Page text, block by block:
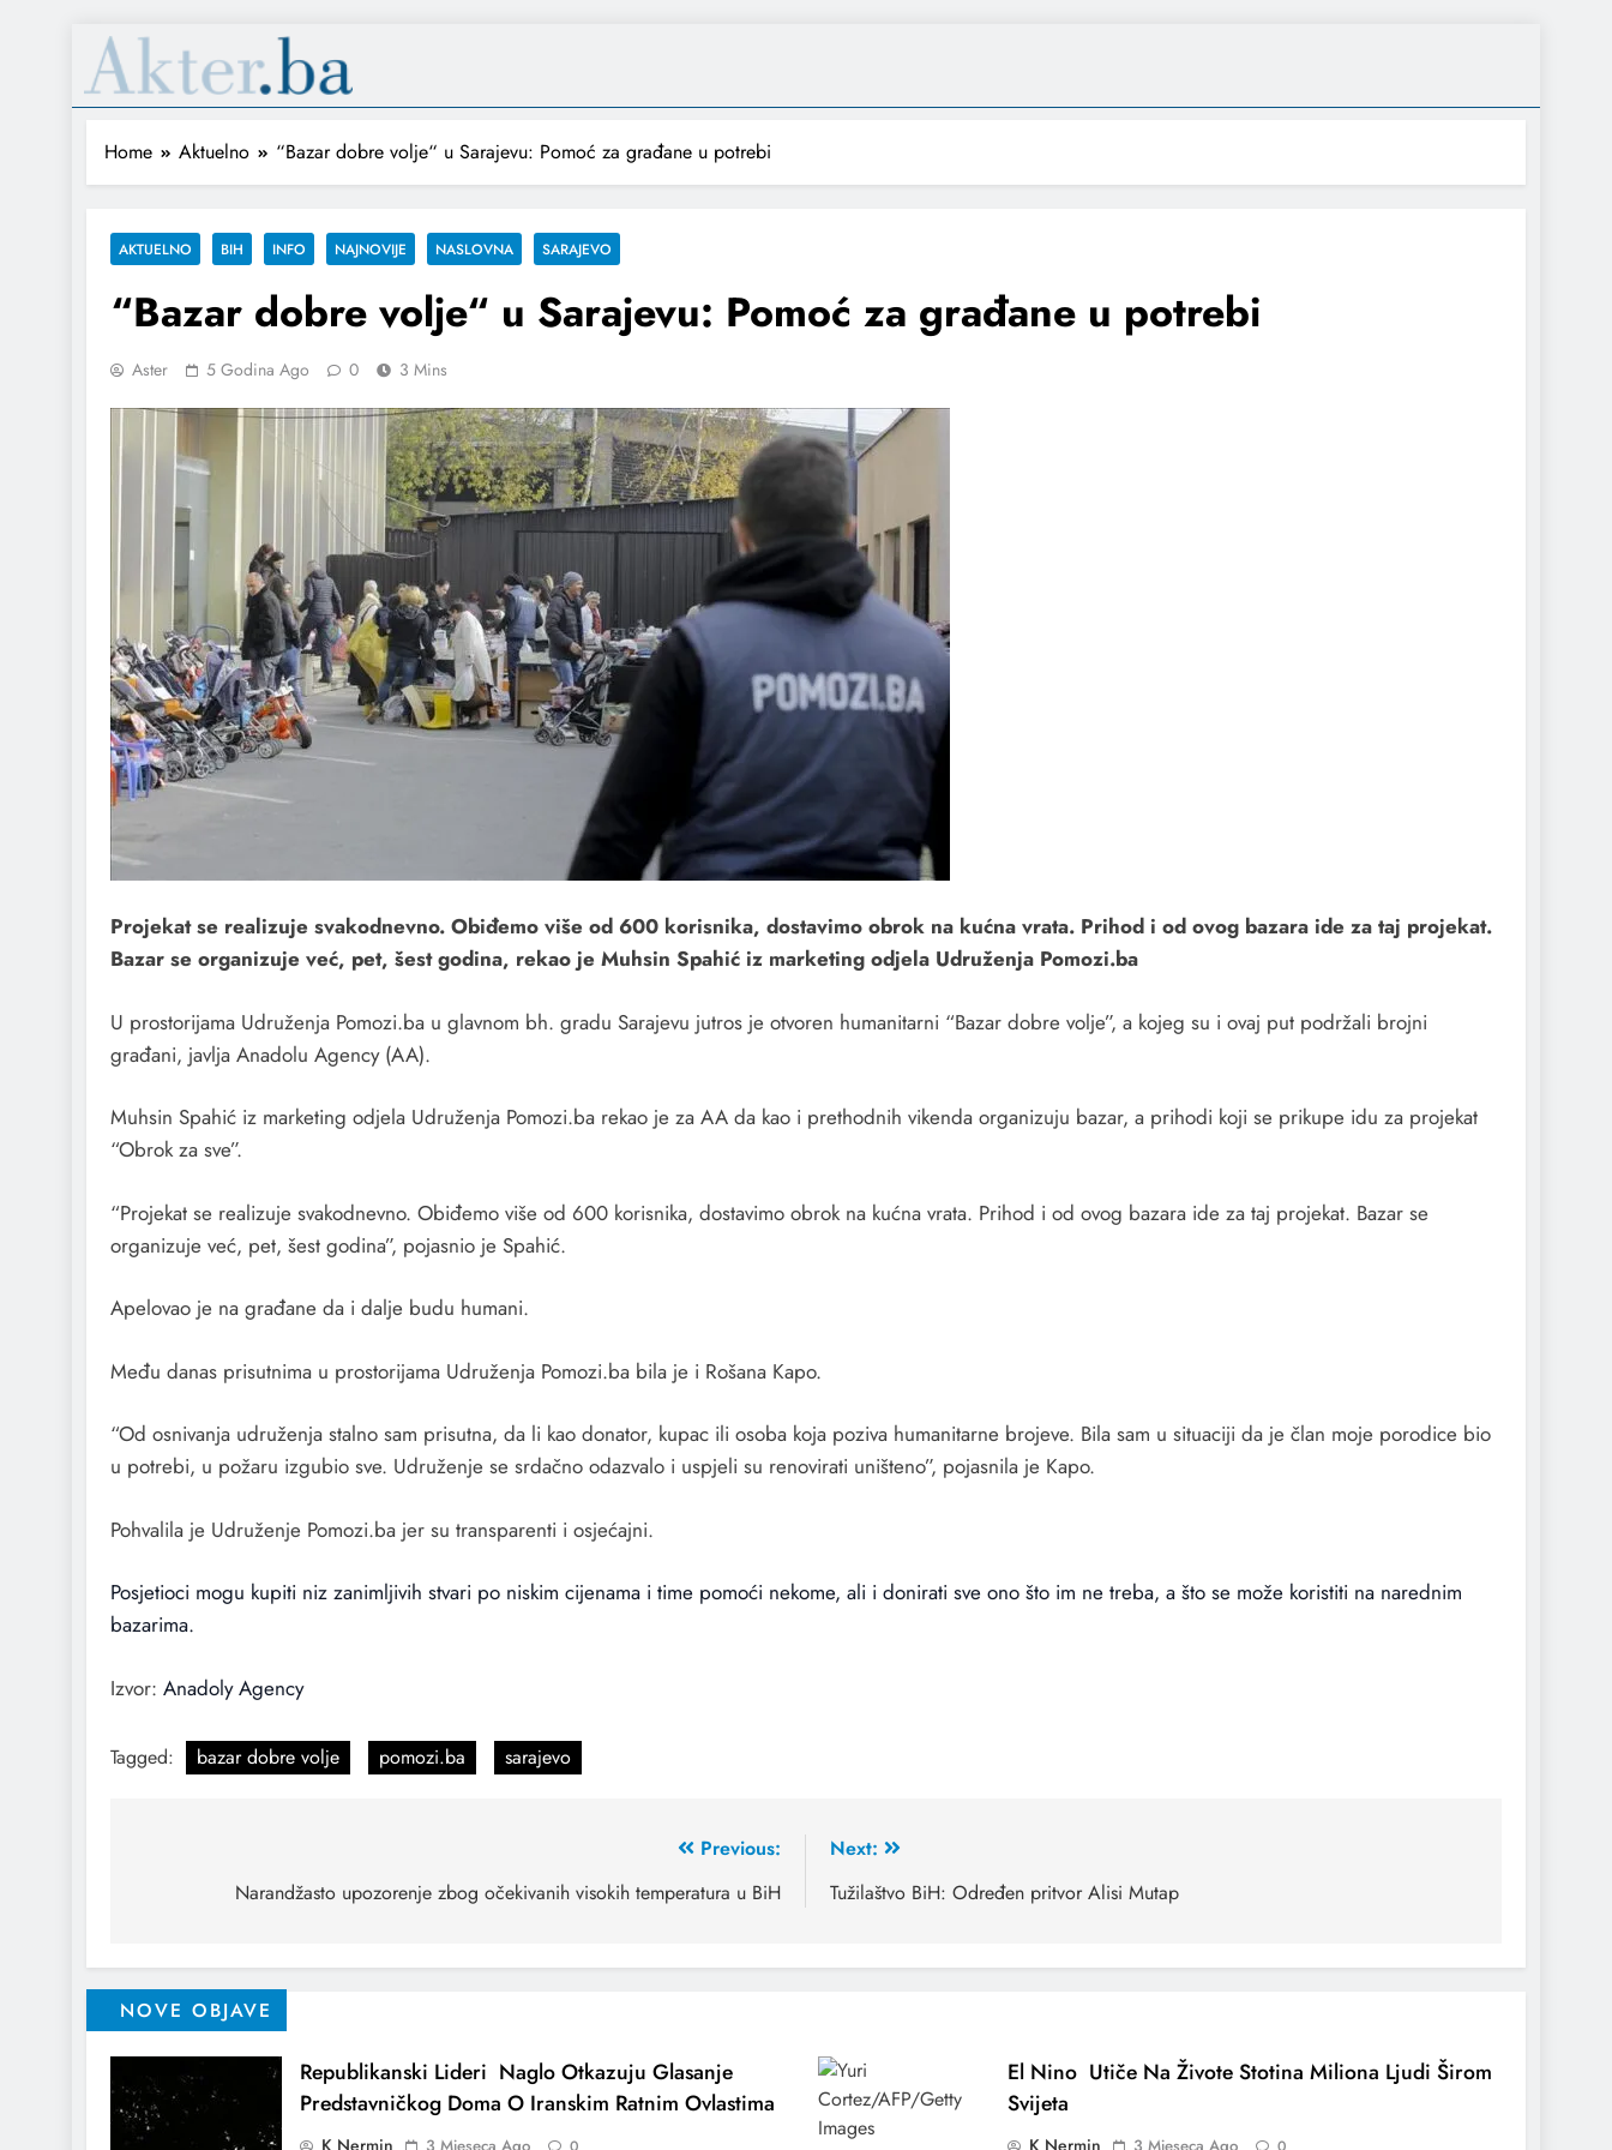
Home Aktuelno “Bazar dobre volje“ u Sarajevu: Pomoć za građane u potrebi
AKTUELNO BIH INFO NAJNOVIJE NASLOVNA SARAJEVO
“Bazar dobre volje“ u Sarajevu: Pomoć za građane u potrebi
Aster 5 Godina Ago 0 3 Mins
Projekat se realizuje svakodnevno. Obiđemo više od 600 korisnika, dostavimo obrok na kućna vrata. Prihod i od ovog bazara ide za taj projekat.
Bazar se organizuje već, pet, šest godina, rekao je Muhsin Spahić iz marketing odjela Udruženja Pomozi.ba
U prostorijama Udruženja Pomozi.ba u glavnom bh. gradu Sarajevu jutros je otvoren humanitarni “Bazar dobre volje”, a kojeg su i ovaj put podržali brojni
građani, javlja Anadolu Agency (AA).
Muhsin Spahić iz marketing odjela Udruženja Pomozi.ba rekao je za AA da kao i prethodnih vikenda organizuju bazar, a prihodi koji se prikupe idu za projekat
“Obrok za sve”.
“Projekat se realizuje svakodnevno. Obiđemo više od 600 korisnika, dostavimo obrok na kućna vrata. Prihod i od ovog bazara ide za taj projekat. Bazar se
organizuje već, pet, šest godina”, pojasnio je Spahić.
Apelovao je na građane da i dalje budu humani.
Među danas prisutnima u prostorijama Udruženja Pomozi.ba bila je i Rošana Kapo.
“Od osnivanja udruženja stalno sam prisutna, da li kao donator, kupac ili osoba koja poziva humanitarne brojeve. Bila sam u situaciji da je član moje porodice bio
u potrebi, u požaru izgubio sve. Udruženje se srdačno odazvalo i uspjeli su renovirati uništeno”, pojasnila je Kapo.
Pohvalila je Udruženje Pomozi.ba jer su transparenti i osjećajni.
Posjetioci mogu kupiti niz zanimljivih stvari po niskim cijenama i time pomoći nekome, ali i donirati sve ono što im ne treba, a što se može koristiti na narednim
bazarima.
Izvor: Anadoly Agency
Tagged: bazar dobre volje pomozi.ba sarajevo
Previous:
Narandžasto upozorenje zbog očekivanih visokih temperatura u BiH
Next:
Tužilaštvo BiH: Određen pritvor Alisi Mutap
NOVE OBJAVE
Republikanski Lideri Naglo Otkazuju Glasanje
Predstavničkog Doma O Iranskim Ratnim Ovlastima
El Nino Utiče Na Živote Stotina Miliona Ljudi Širom
Svijeta